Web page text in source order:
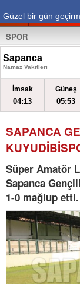
Güzel bir gün
SPOR
Sapanca
Namaz Vakitleri
İmsak
04:13
Güneş
05:53
SAPANCA
Süper Amatör
Sapanca
1-0 mağlup etti.